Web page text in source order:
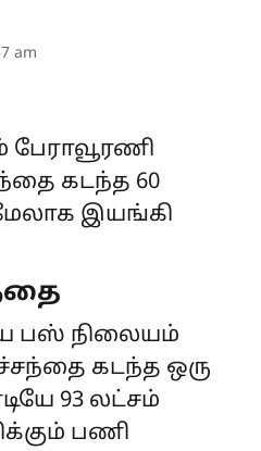
am
பேராவூரணி
கடந்த 60
இயங்கி
பஸ் நிலையம்
கடந்த ஒரு
93 லட்சம்
பணி